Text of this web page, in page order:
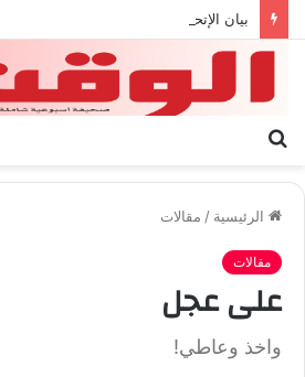
بيان الإتحاد الوطنى العام لعمال ليبيا
الرئيسية / مقالات
مقالات
على عجل
واخذ وعاطي!